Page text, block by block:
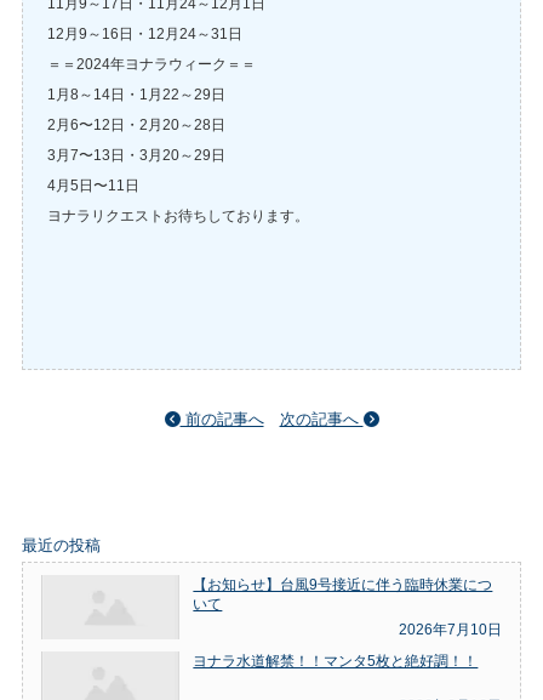
11月9～17日・11月24～12月1日
12月9～16日・12月24～31日
＝＝2024年ヨナラウィーク＝＝
1月8～14日・1月22～29日
2月6〜12日・2月20～28日
3月7〜13日・3月20～29日
4月5日〜11日
ヨナラリクエストお待ちしております。
前の記事へ 次の記事へ
最近の投稿
【お知らせ】台風9号接近に伴う臨時休業につ
いて
2026年7月10日
ヨナラ水道解禁！！マンタ5枚と絶好調！！